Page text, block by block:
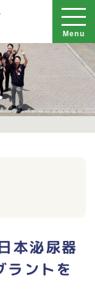
Menu
本泌尿器
ラントを